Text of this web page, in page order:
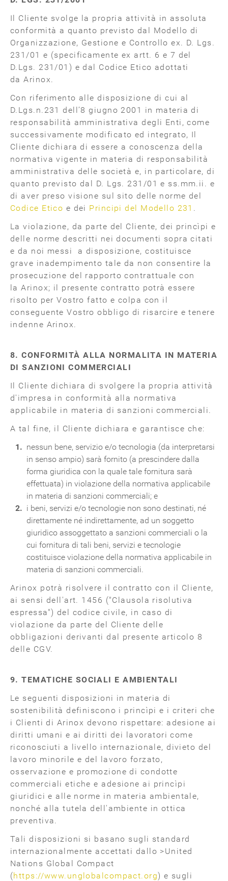
Il Cliente svolge la propria attività in assoluta
conformità a quanto previsto dal Modello di
Organizzazione, Gestione e Controllo ex. D. Lgs.
231/01 e (specificamente ex artt. 6 e 7 del
D.Lgs. 231/01) e dal Codice Etico adottati
da Arinox.
Con riferimento alle disposizione di cui al
D.Lgs.n.231 dell’8 giugno 2001 in materia di
responsabilità amministrativa degli Enti, come
successivamente modificato ed integrato, Il
Cliente dichiara di essere a conoscenza della
normativa vigente in materia di responsabilità
amministrativa delle società e, in particolare, di
quanto previsto dal D. Lgs. 231/01 e ss.mm.ii. e
di aver preso visione sul sito delle norme del
Codice Etico e dei Principi del Modello 231 .
La violazione, da parte del Cliente, dei princìpi e
delle norme descritti nei documenti sopra citati
e da noi messi a disposizione, costituisce
grave inadempimento tale da non consentire la
prosecuzione del rapporto contrattuale con
la Arinox; il presente contratto potrà essere
risolto per Vostro fatto e colpa con il
conseguente Vostro obbligo di risarcire e tenere
indenne Arinox.
8. CONFORMITÀ ALLA NORMALITA IN MATERIA
DI SANZIONI COMMERCIALI
Il Cliente dichiara di svolgere la propria attività
d'impresa in conformità alla normativa
applicabile in materia di sanzioni commerciali.
A tal fine, il Cliente dichiara e garantisce che:
nessun bene, servizio e/o tecnologia (da interpretarsi
in senso ampio) sarà fornito (a prescindere dalla
forma giuridica con la quale tale fornitura sarà
effettuata) in violazione della normativa applicabile
in materia di sanzioni commerciali; e
i beni, servizi e/o tecnologie non sono destinati, né
direttamente né indirettamente, ad un soggetto
giuridico assoggettato a sanzioni commerciali o la
cui fornitura di tali beni, servizi e tecnologie
costituisce violazione della normativa applicabile in
materia di sanzioni commerciali.
Arinox potrà risolvere il contratto con il Cliente,
ai sensi dell'art. 1456 ("Clausola risolutiva
espressa") del codice civile, in caso di
violazione da parte del Cliente delle
obbligazioni derivanti dal presente articolo 8
delle CGV.
9. TEMATICHE SOCIALI E AMBIENTALI
Le seguenti disposizioni in materia di
sostenibilità definiscono i princìpi e i criteri che
i Clienti di Arinox devono rispettare: adesione ai
diritti umani e ai diritti dei lavoratori come
riconosciuti a livello internazionale, divieto del
lavoro minorile e del lavoro forzato,
osservazione e promozione di condotte
commerciali etiche e adesione ai princìpi
giuridici e alle norme in materia ambientale,
nonché alla tutela dell'ambiente in ottica
preventiva.
Tali disposizioni si basano sugli standard
internazionalmente accettati dallo >United
Nations Global Compact
(https://www.unglobalcompact.org) e sugli